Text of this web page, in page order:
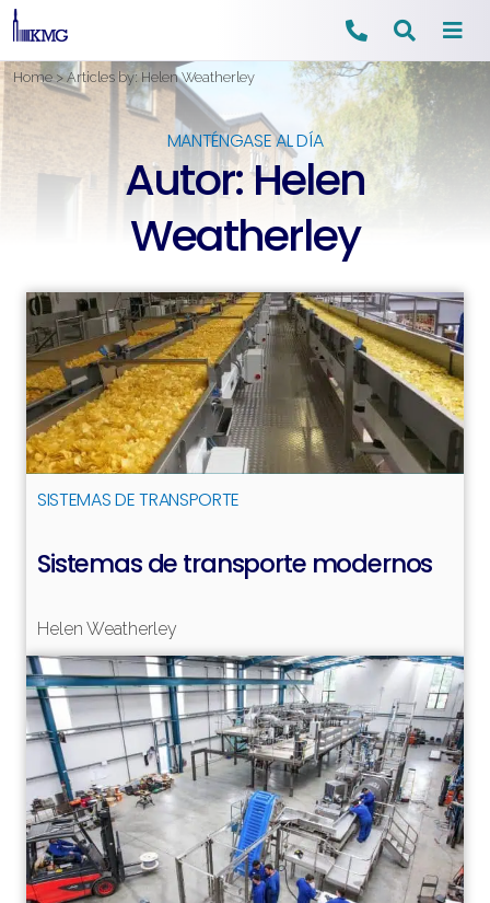
Ir
al
Home>Articles by: Helen Weatherley
MANTÉNGASE AL DÍA
Autor:Helen
Weatherley
SISTEMAS DE TRANSPORTE
Sistemas de transporte modernos
Helen Weatherley